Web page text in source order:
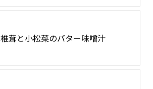
椎茸と小松菜のバター味噌汁